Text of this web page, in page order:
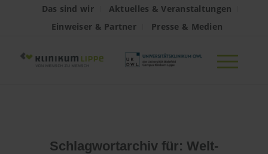
Das sind wir
Aktuelles & Veranstaltungen
Einweiser & Partner
Presse & Medien
Schlagwortarchiv für: Welt-